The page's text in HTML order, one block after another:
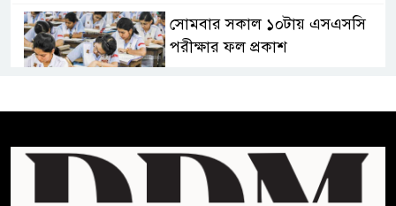
সোমবার সকাল ১০টায় এসএসসি
পরীক্ষার ফল প্রকাশ
প্রধানমন্ত্রী
ফিফা সভাপতির বিরুদ্ধে এবার